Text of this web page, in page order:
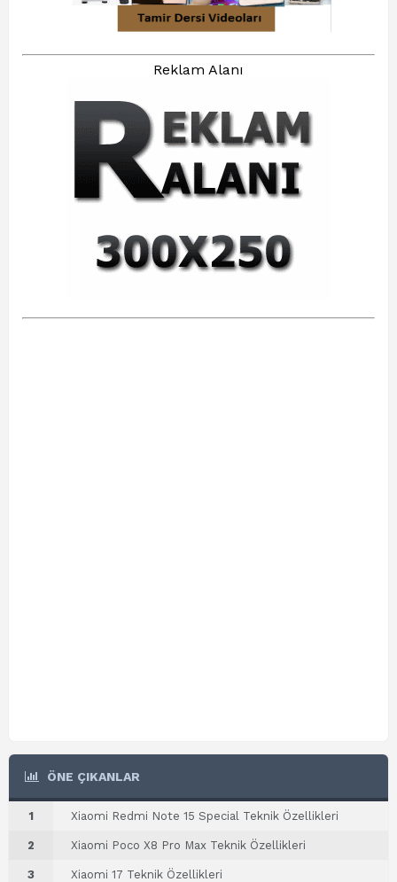
Reklam Alanı
ÖNE ÇIKANLAR
1 Xiaomi Redmi Note 15 Special Teknik Özellikleri
2 Xiaomi Poco X8 Pro Max Teknik Özellikleri
3 Xiaomi 17 Teknik Özellikleri